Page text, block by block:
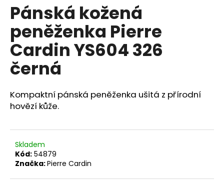
Pánská kožená
peněženka Pierre
Cardin YS604 326
černá
Kompaktní pánská peněženka ušitá z přírodní
hovězí kůže.
Skladem
Kód: 54879
Značka:Pierre Cardin
D
o
p
o
r
u
č
j
e
e